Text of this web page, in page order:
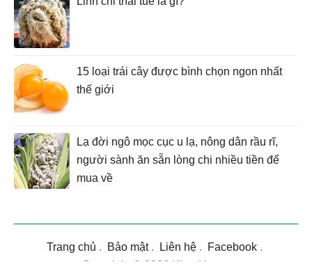
15 loại trái cây được bình chọn ngon nhất
thế giới
Lạ đời ngô mọc cục u lạ, nông dân rầu rĩ,
người sành ăn sẵn lòng chi nhiều tiền để
mua về
Trang chủ . Bảo mật. Liên hệ . Facebook .